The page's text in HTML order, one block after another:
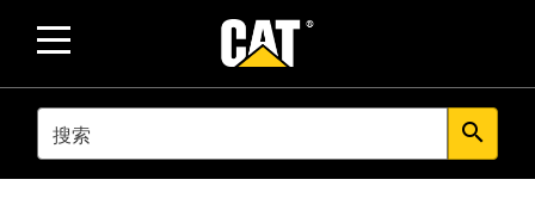
SEARCH search